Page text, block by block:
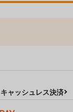
キャッシュレス決済